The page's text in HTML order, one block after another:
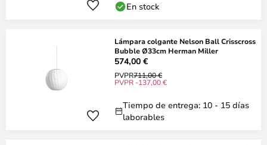
En stock
Lámpara colgante Nelson Ball Crisscross
Bubble Ø33cm Herman Miller
574,00 €
PVPR711,00 €
PVPR -137,00 €
Tiempo de entrega: 10 - 15 días
laborables